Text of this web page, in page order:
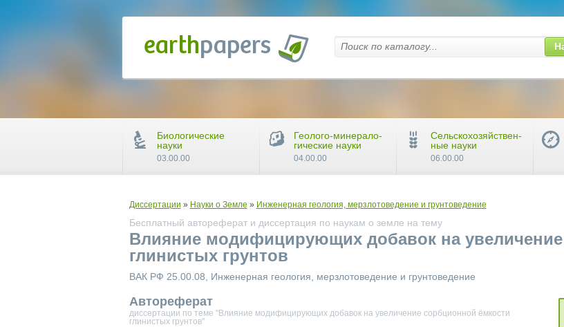
Диссертации » Науки о Земле » Инженерная геология, мерзлотоведение и грунтоведение
Бесплатный автореферат и диссертация по наукам о земле на тему
Влияние модифицирующих добавок на
глинистых грунтов
ВАК РФ 25.00.08, Инженерная геология, мерзлотоведение и грунтоведение
Автореферат
диссертации по теме "Влияние модифицирующих добавок на увеличение сорбционной ёмкости
глинистых грунтов"
Биологические
науки
03.00.00
Геолого-минерало-
гические науки
04.00.00
Сельскохозяйствен-
ные науки
06.00.00